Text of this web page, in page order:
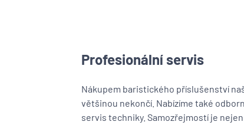
Profesionální servis
Nákupem baristického příslušenství
většinou nekončí. Nabízíme také
servis techniky. Samozřejmostí je